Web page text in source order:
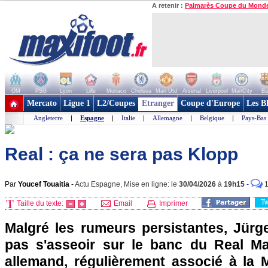
A retenir : Palmarès Coupe du
OM PSG Lyon Lille Monaco Chelsea Man Utd Arsenal Liverpool ManCity
+ de clubs
Mercato Ligue 1 L2/Coupes Etranger Coupe d'Europe Les
Angleterre | Espagne | Italie | Allemagne | Belgique | Pays-Bas
Real : ça ne sera pas Klopp
Par Youcef Touaitia -Actu Espagne, Mise en ligne: le 30/04/2026 à 19h15 -
Taille du texte: Email Imprimer
Malgré les rumeurs persistantes,
pas s'asseoir sur le banc du Real
allemand, régulièrement associé à la